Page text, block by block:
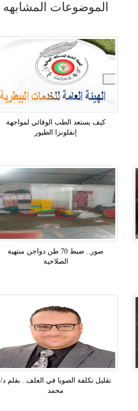
الموضوعات المشابهه
كيف يستعد الطب الوقائي لمواجهة
إنفلونزا الطيور
صور.. ضبط 70 طن دواجن منتهية
الصلاحية
تقليل تكلفة الصويا في العلف.. بقلم د/
محمد